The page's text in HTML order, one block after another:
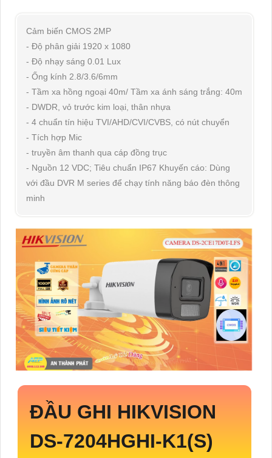
Cảm biến CMOS 2MP
- Độ phân giải 1920 x 1080
- Độ nhạy sáng 0.01 Lux
- Ống kính 2.8/3.6/6mm
- Tầm xa hồng ngoại 40m/ Tầm xa ánh sáng trắng: 40m
- DWDR, vỏ trước kim loại, thân nhựa
- 4 chuẩn tín hiệu TVI/AHD/CVI/CVBS, có nút chuyển
- Tích hợp Mic
- truyền âm thanh qua cáp đồng trục
- Nguồn 12 VDC; Tiêu chuẩn IP67 Khuyến cáo: Dùng
với đầu DVR M series để chạy tính năng báo đèn thông
minh
ĐẦU GHI HIKVISION
DS-7204HGHI-K1(S)